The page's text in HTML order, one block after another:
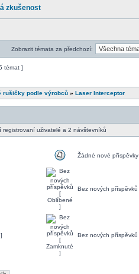
zkušenost
Zobrazit témata za předchozí:
témat ]
rušičky podle výrobců » Laser Interceptor
uživatelé a 2 návštevníků
Žádné nové příspěvky
Bez nových
Bez nových